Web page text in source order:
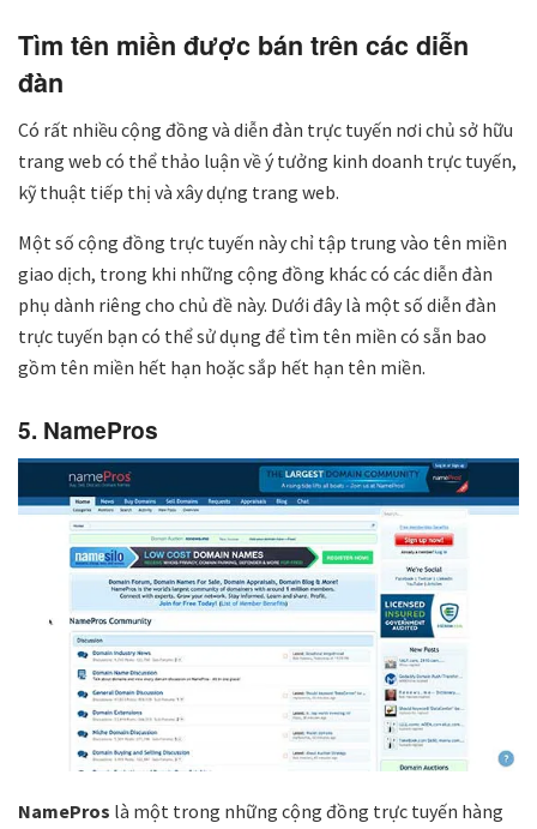
Tìm tên miền được bán trên các diễn
đàn
Có rất nhiều cộng đồng và diễn đàn trực tuyến nơi chủ sở hữu
trang web có thể thảo luận về ý tưởng kinh doanh trực tuyến,
kỹ thuật tiếp thị và xây dựng trang web.
Một số cộng đồng trực tuyến này chỉ tập trung vào tên miền
giao dịch, trong khi những cộng đồng khác có các diễn đàn
phụ dành riêng cho chủ đề này. Dưới đây là một số diễn đàn
trực tuyến bạn có thể sử dụng để tìm tên miền có sẵn bao
gồm tên miền hết hạn hoặc sắp hết hạn tên miền.
5. NamePros
NamePros là một trong những cộng đồng trực tuyến hàng